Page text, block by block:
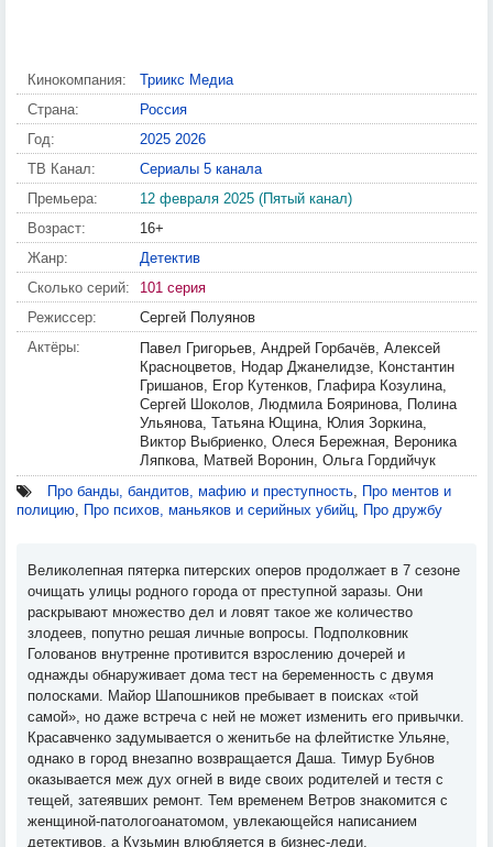
Кинокомпания:
Триикс Медиа
Страна:
Россия
Год:
2025 2026
ТВ Канал:
Сериалы 5 канала
Премьера:
12 февраля 2025 (Пятый канал)
Возраст:
16+
Жанр:
Детектив
Сколько серий:
101 серия
Режиссер:
Сергей Полуянов
Актёры:
Павел Григорьев, Андрей Горбачёв, Алексей
Красноцветов, Нодар Джанелидзе, Константин
Гришанов, Егор Кутенков, Глафира Козулина,
Сергей Шоколов, Людмила Бояринова, Полина
Ульянова, Татьяна Ющина, Юлия Зоркина,
Виктор Выбриенко, Олеся Бережная, Вероника
Ляпкова, Матвей Воронин, Ольга Гордийчук
Про банды, бандитов, мафию и преступность, Про ментов и
полицию, Про психов, маньяков и серийных убийц, Про дружбу
Великолепная пятерка питерских оперов продолжает в 7 сезоне
очищать улицы родного города от преступной заразы. Они
раскрывают множество дел и ловят такое же количество
злодеев, попутно решая личные вопросы. Подполковник
Голованов внутренне противится взрослению дочерей и
однажды обнаруживает дома тест на беременность с двумя
полосками. Майор Шапошников пребывает в поисках «той
самой», но даже встреча с ней не может изменить его привычки.
Красавченко задумывается о женитьбе на флейтистке Ульяне,
однако в город внезапно возвращается Даша. Тимур Бубнов
оказывается меж дух огней в виде своих родителей и тестя с
тещей, затеявших ремонт. Тем временем Ветров знакомится с
женщиной-патологоанатомом, увлекающейся написанием
детективов, а Кузьмин влюбляется в бизнес-леди.